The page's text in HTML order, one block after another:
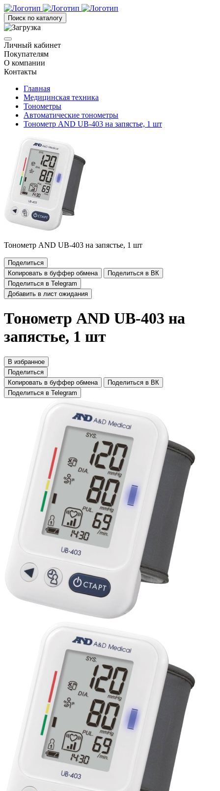
Поиск по каталогу
Личный кабинет
Покупателям
О компании
Контакты
Главная
Медицинская техника
Тонометры
Автоматические тонометры
Тонометр AND UB-403 на запястье, 1 шт
Тонометр AND UB-403 на запястье, 1 шт
Поделиться
Копировать в буффер обмена
Поделиться в ВК
Поделиться в Telegram
Добавить в лист ожидания
Тонометр AND UB-403 на
запястье, 1 шт
В избранное
Поделиться
Копировать в буффер обмена
Поделиться в ВК
Поделиться в Telegram